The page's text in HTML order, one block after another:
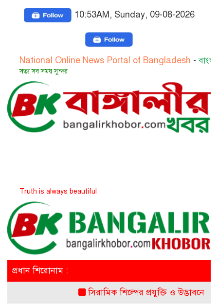
10:53AM, Sunday, 09-08-2026
Online News Portal of Bangladesh-বাংলাদেশের
সব সময় সুন্দর
is always beautiful
প্রধান শিরোনাম :
সিরামিক শিল্পের প্রযুক্তি ও উদ্ভাবনে চীন-